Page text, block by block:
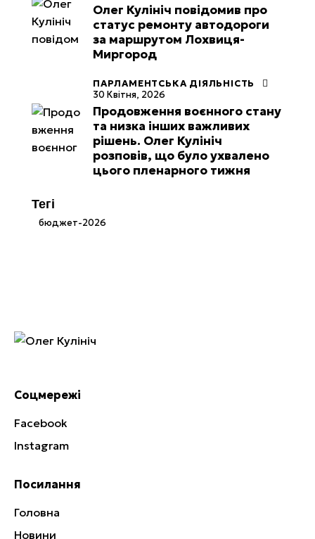
Олег Кулініч повідомив про
статус ремонту автодороги
за маршрутом Лохвиця-
Миргород
ПАРЛАМЕНТСЬКА ДІЯЛЬНІСТЬ
30 Квітня, 2026
Продовження воєнного стану
та низка інших важливих
рішень. Олег Кулініч
розповів, що було ухвалено
цього пленарного тижня
Тегі
бюджет-2026
Соцмережі
Facebook
Instagram
Посилання
Головна
Новини